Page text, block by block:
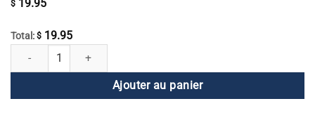
$ 19.95
Total: $ 19.95
quantité de Je suis une femme - Volume 10 : Étant moi, mes actions
Ajouter au panier